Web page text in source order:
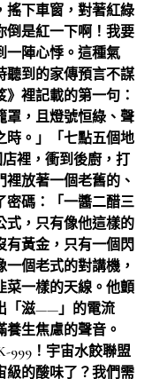
搖下車窗，對著紅綠
倒是紅一下啊！我要
一陣心悸。這種氣
聽到的家傳預言不謀
裡記載的第一句：
罩，且燈號恒綠、聲
時。」「七點五個地
裡，衝到後廚，打
放著一個老舊的、
密碼：「一醬二醋三
式，只有像他這樣的
有黃金，只有一個閃
個老式的對講機，
菜一樣的天線。他顫
「滋——」的電流
生焦慮的聲音。
999！宇宙水餃聯盟
級的酸味了？我們需